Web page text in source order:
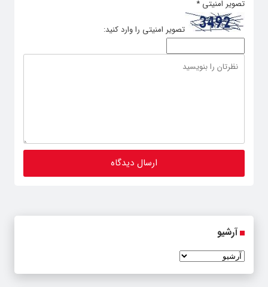
تصویر امنیتی *
تصویر امنیتی را وارد کنید:
آرشیو